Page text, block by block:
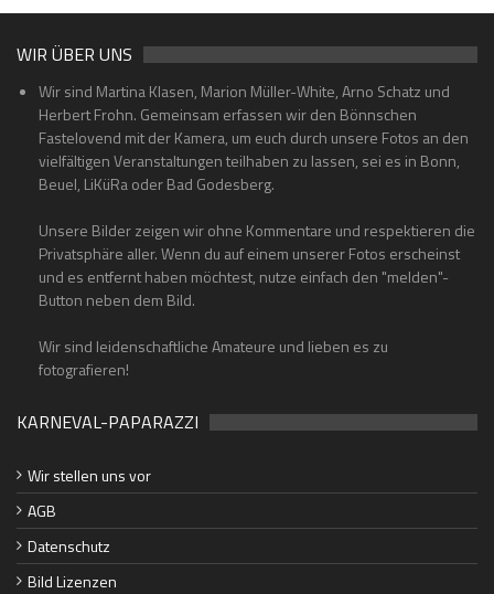
WIR ÜBER UNS
Wir sind Martina Klasen, Marion Müller-White, Arno Schatz und
Herbert Frohn. Gemeinsam erfassen wir den Bönnschen
Fastelovend mit der Kamera, um euch durch unsere Fotos an den
vielfältigen Veranstaltungen teilhaben zu lassen, sei es in Bonn,
Beuel, LiKüRa oder Bad Godesberg.
Unsere Bilder zeigen wir ohne Kommentare und respektieren die
Privatsphäre aller. Wenn du auf einem unserer Fotos erscheinst
und es entfernt haben möchtest, nutze einfach den "melden"-
Button neben dem Bild.
Wir sind leidenschaftliche Amateure und lieben es zu
fotografieren!
KARNEVAL-PAPARAZZI
Wir stellen uns vor
AGB
Datenschutz
Bild Lizenzen